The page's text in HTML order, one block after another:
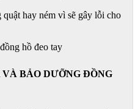
hay ném vì sẽ gây lỗi cho
BẢO DƯỠNG ĐỒNG